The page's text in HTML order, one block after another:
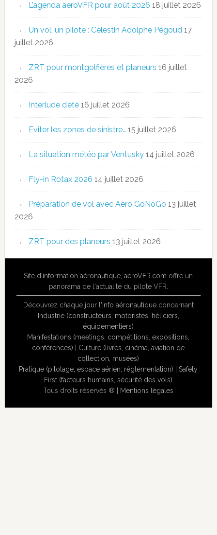
L’agenda aeroVFR pour août 2026 18 juillet 2026
Un vol, un pilote : Célestin Adolphe Pégoud 17
juillet 2026
ZRT pour montgolfières et planeurs 16 juillet
2026
Interlude d’été 16 juillet 2026
Eviter les zones de sinistre… 15 juillet 2026
La situation météo par Ventusky 14 juillet 2026
Fly-in Rotax 2026 14 juillet 2026
Préparation de vol avec Aero GoNoGo 13 juillet
2026
ZRT pour des planeurs 13 juillet 2026
Site d'information aéronautique ,aeroVFR.com offre un
panorama de l'actualité du pilote VFR.
Découvrez chaque jour l'info aéronautiqueconcernant
Industrie (constructeurs, motoristes, héliciers,
équipementiers)
Manifestations (meetings, compétitions, expositions,
conférences)
Culture (livres, cinéma, aviation de
collection, musées)
Pratique (pilotage, espace aérien, réglementation) |Safety
First (facteurs humains, sécurité des vols)
Tous droits réservés ® | Mentions légales